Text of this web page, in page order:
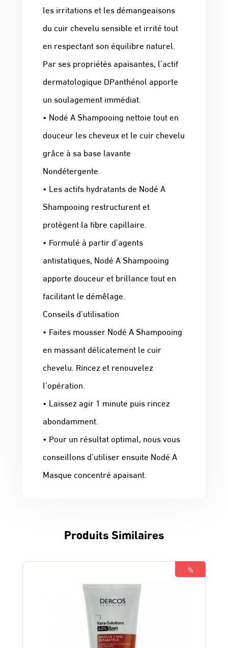
les irritations et les démangeaisons
du cuir chevelu sensible et irrité tout
en respectant son équilibre naturel.
Par ses propriétés apaisantes, l’actif
dermatologique DPanthénol apporte
un soulagement immédiat.
• Nodé A Shampooing nettoie tout en
douceur les cheveux et le cuir chevelu
grâce à sa base lavante
Nondétergente.
• Les actifs hydratants de Nodé A
Shampooing restructurent et
protègent la fibre capillaire.
• Formulé à partir d’agents
antistatiques, Nodé A Shampooing
apporte douceur et brillance tout en
facilitant le démêlage.
Conseils d’utilisation
• Faites mousser Nodé A Shampooing
en massant délicatement le cuir
chevelu. Rincez et renouvelez
l’opération.
• Laissez agir 1 minute puis rincez
abondamment.
• Pour un résultat optimal, nous vous
conseillons d’utiliser ensuite Nodé A
Masque concentré apaisant.
Produits Similaires
%